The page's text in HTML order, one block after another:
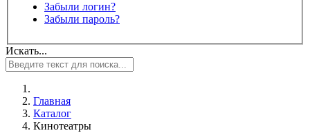
Забыли логин?
Забыли пароль?
Искать...
Главная
Каталог
Кинотеатры